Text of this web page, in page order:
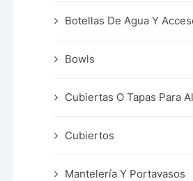
Botellas De Agua Y
Bowls
Cubiertas O Tapas Para
Cubiertos
Mantelería Y Portavasos